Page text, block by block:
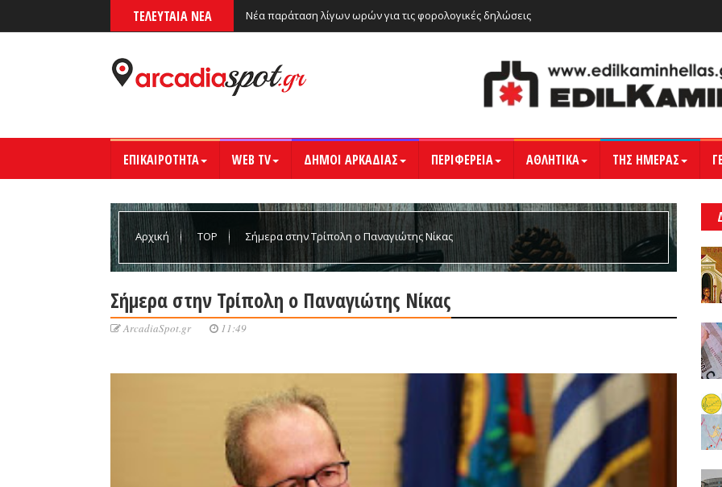
ΤΕΛΕΥΤΑΙΑ ΝΕΑ Νέα παράταση λίγων ωρών για τις φορολογικές δηλώσεις
ΕΠΙΚΑΙΡΟΤΗΤΑ WEB TV ΔΗΜΟΙ ΑΡΚΑΔΙΑΣ ΠΕΡΙΦΕΡΕΙΑ ΑΘΛΗΤΙΚΑ ΤΗΣ ΗΜΕΡΑΣ
Αρχική TOP Σήμερα στην Τρίπολη ο Παναγιώτης Νίκας
Σήμερα στην Τρίπολη ο Παναγιώτης Νίκας
ArcadiaSpot.gr 11:49